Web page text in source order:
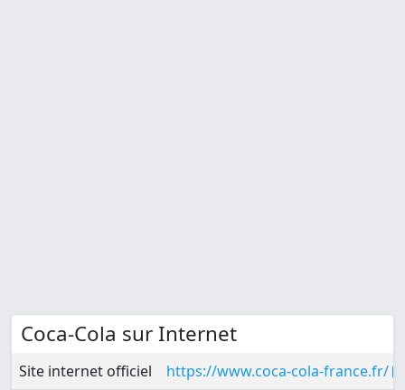
Coca-Cola sur Internet
Site internet officiel
https://www.coca-cola-france.fr/